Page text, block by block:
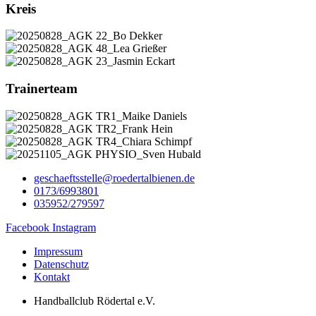
Kreis
Trainerteam
geschaeftsstelle@roedertalbienen.de
0173/6993801
035952/279597
Facebook Instagram
Impressum
Datenschutz
Kontakt
Handballclub Rödertal e.V.